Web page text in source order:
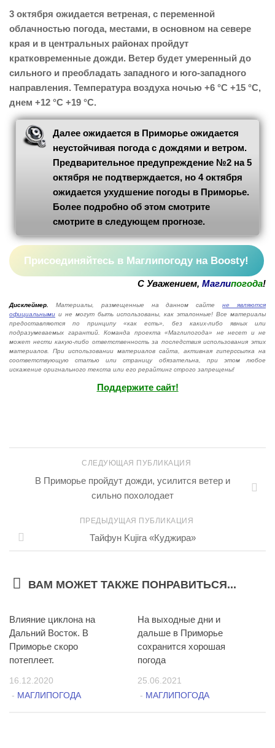
3 октября ожидается ветреная, с переменной
облачностью погода, местами, в основном на севере
края и в центральных районах пройдут
кратковременные дожди. Ветер будет умеренный до
сильного и преобладать западного и юго-западного
направления. Температура воздуха ночью +6 °С +15 °С,
днем +12 °С +19 °С.
Далее ожидается в Приморье ожидается
неустойчивая погода с дождями и ветром.
Предварительное предупреждение №2 на 5
октября не подтверждается, но 4 октября
ожидается ухудшение погоды в Приморье.
Более подробно об этом смотрите
смотрите в следующем прогнозе.
Присоединяйтесь в Маглипогоду на Boosty!
С Уважением, Маглипогода!
Дисклеймер. Материалы, размещенные на данном сайтене являются
официальными и не могут быть использованы, как эталонные! Все материалы
предоставляются по принципу «как есть», без каких-либо явных или
подразумеваемых гарантий. Команда проекта «Маглипогода» не несет и не
может нести какую-либо ответственность за последствия использования этих
материалов. При использовании материалов сайта, активная гиперссылка на
соответствующую статью или страницу обязательна, при этом любое
искажение оригнального текста или его рерайтинг строго запрещены!
Поддержите сайт!
СЛЕДУЮЩАЯ ПУБЛИКАЦИЯ
В Приморье пройдут дожди, усилится ветер и
сильно похолодает
ПРЕДЫДУЩАЯ ПУБЛИКАЦИЯ
Тайфун Kujira «Куджира»
ВАМ МОЖЕТ ТАКЖЕ ПОНРАВИТЬСЯ...
Влияние циклона на
Дальний Восток. В
Приморье скоро
потеплеет.
16.12.2020
- МАГЛИПОГОДА
На выходные дни и
дальше в Приморье
сохранится хорошая
погода
25.06.2021
- МАГЛИПОГОДА